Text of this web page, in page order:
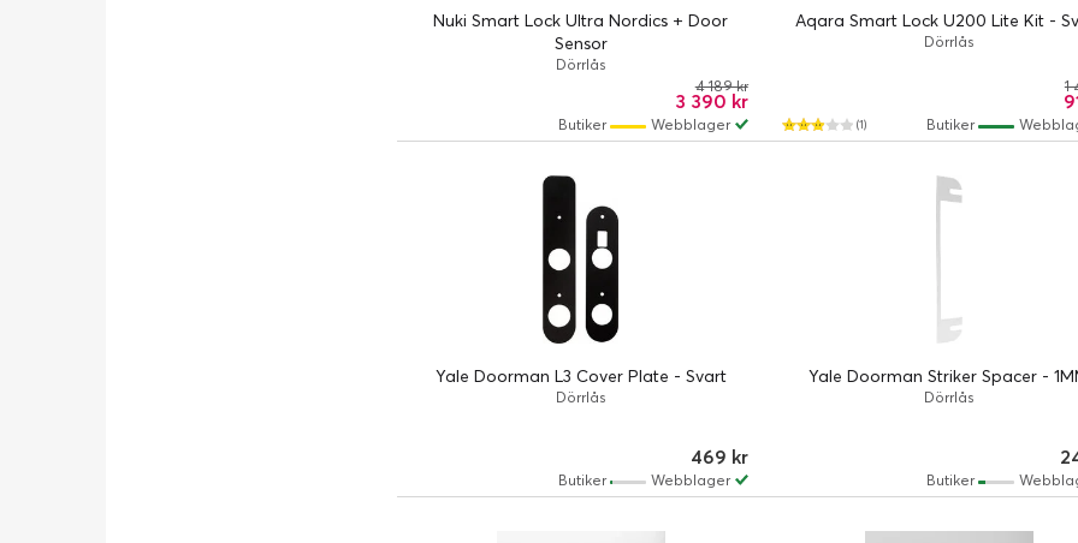
Nuki Smart Lock Ultra Nordics + Door
Sensor
Dörrlås
3 390 kr
4 189 kr
Webblager
Butiker
Aqara Smart Lock U200 Lite Kit -
Dörrlås
(1)
1
Butiker
Yale Doorman L3 Cover Plate - Svart
Dörrlås
469 kr
Webblager
Butiker
Yale Doorman Striker Spacer -
Dörrlås
Butiker